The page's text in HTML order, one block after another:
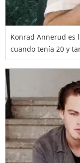
Konrad Annerud es
cuando tenía 20 y